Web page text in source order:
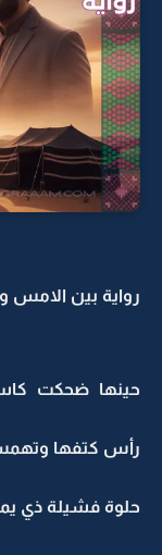
رواية بين الامس
حينها ضحكت
رأس كتفها
حلوة فشيلة ذي